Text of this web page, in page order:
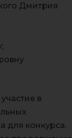
Дмитрия
в
для конкурса.